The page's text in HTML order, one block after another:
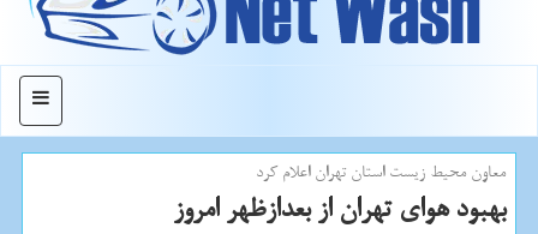
منو
معاون محیط زیست استان تهران اعلام كرد
بهبود هوای تهران از بعدازظهر امروز